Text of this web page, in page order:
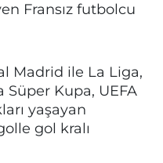
Fransız futbolcu
Madrid ile La Liga,
Kupa, UEFA
yaşayan
gol kralı